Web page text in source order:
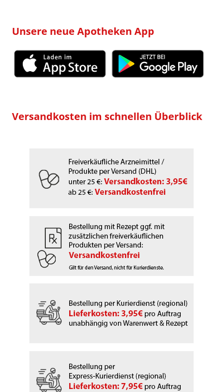
Unsere neue Apotheken App
Versandkosten im schnellen Überblick